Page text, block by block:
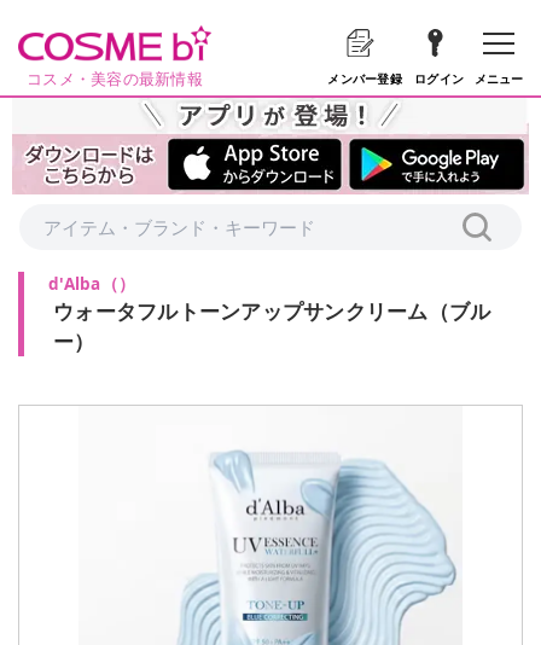
コスメ・美容の最新情報 メンバー登録 ログイン メニュー
d'Alba （）
ウォータフルトーンアップサンクリーム（ブル
ー）